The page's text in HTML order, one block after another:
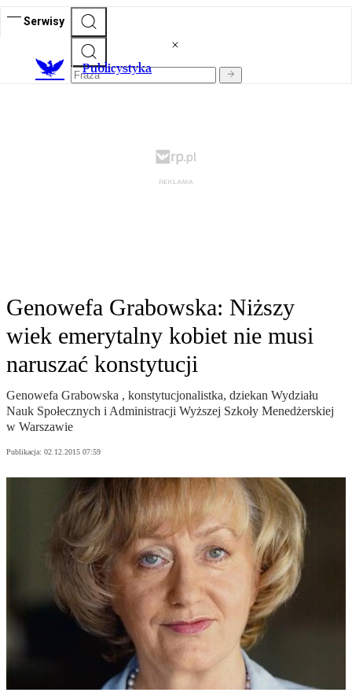
Serwisy
Publicystyka
Genowefa Grabowska: Niższy
wiek emerytalny kobiet nie musi
naruszać konstytucji
Genowefa Grabowska , konstytucjonalistka, dziekan Wydziału
Nauk Społecznych i Administracji Wyższej Szkoły Menedżerskiej
w Warszawie
Publikacja: 02.12.2015 07:59